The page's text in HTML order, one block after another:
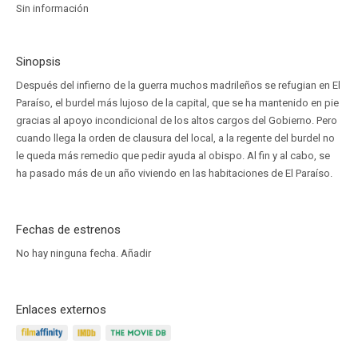
Sin información
Sinopsis
Después del infierno de la guerra muchos madrileños se refugian en El
Paraíso, el burdel más lujoso de la capital, que se ha mantenido en pie
gracias al apoyo incondicional de los altos cargos del Gobierno. Pero
cuando llega la orden de clausura del local, a la regente del burdel no
le queda más remedio que pedir ayuda al obispo. Al fin y al cabo, se
ha pasado más de un año viviendo en las habitaciones de El Paraíso.
Fechas de estrenos
No hay ninguna fecha. Añadir
Enlaces externos